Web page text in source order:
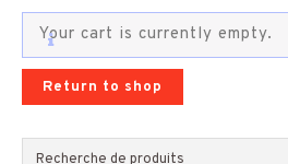
Your cart is currently empty.
Return to shop